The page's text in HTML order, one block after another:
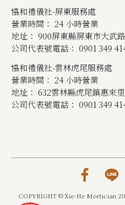
協和禮儀社-屏東服務處
營業時間： 24 小時營業
地址： 900屏東縣屏東市大武
公司代表號電話： 0901 349
協和禮儀社-雲林虎尾服務處
營業時間： 24 小時營業
地址： 632雲林縣虎尾鎮惠來
公司代表號電話： 0901 349
COPYRIGHT © Xie-He Mortician